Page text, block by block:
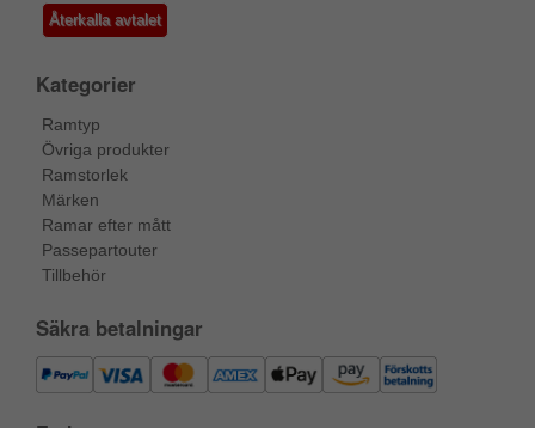
Återkalla avtalet
Kategorier
Ramtyp
Övriga produkter
Ramstorlek
Märken
Ramar efter mått
Passepartouter
Tillbehör
Säkra betalningar